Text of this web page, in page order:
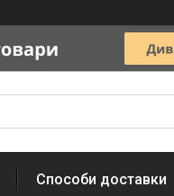
Способи доставки